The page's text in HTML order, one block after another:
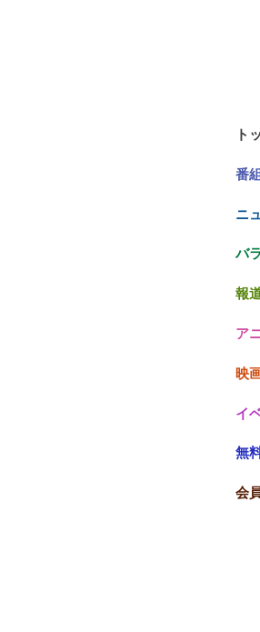
ト
番
ニ
バ
報
ア
映
イ
無
会